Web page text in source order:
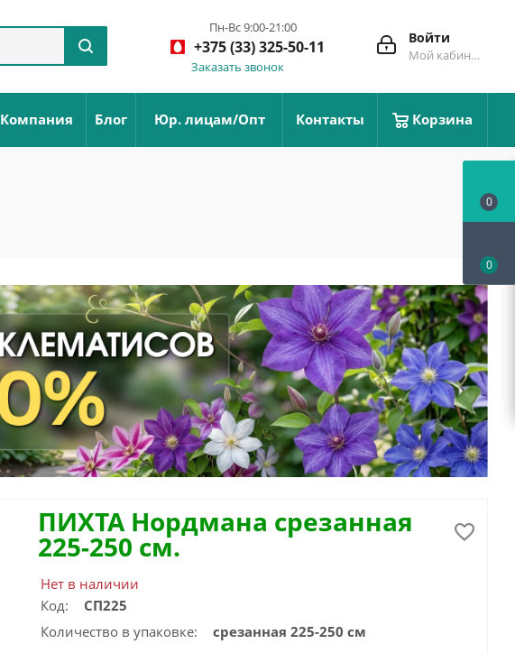
Войти
Мой кабинет
Пн-Вс 9:00-21:00
+375 (33) 325-50-11
Заказать звонок
Компания Блог Юр. лицам/Опт Контакты Корзина
ПИХТА Нордмана срезанная
225-250 см.
Нет в наличии
Код:
СП225
Количество в упаковке:
срезанная 225-250 см
0
0